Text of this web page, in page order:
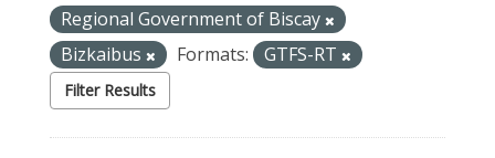
Regional Government of Biscay
Bizkaibus
Formats: GTFS-RT
Filter Results